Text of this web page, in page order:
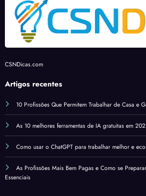
CSNDicas.com
Artigos recentes
10 Profissões Que Permitem Trabalhar de Casa e
As 10 melhores ferramentas de IA gratuitas em
Como usar o ChatGPT para trabalhar melhor e
As Profissões Mais Bem Pagas e Como se
Essenciais